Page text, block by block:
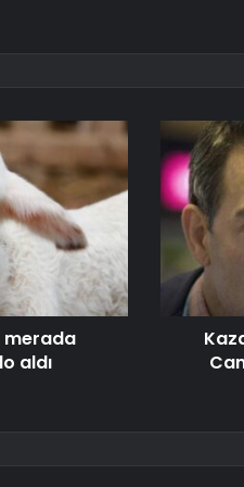
merada
aldı